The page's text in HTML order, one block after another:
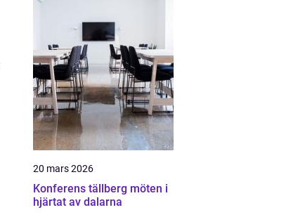
20 mars 2026
Konferens tällberg möten i
hjärtat av dalarna